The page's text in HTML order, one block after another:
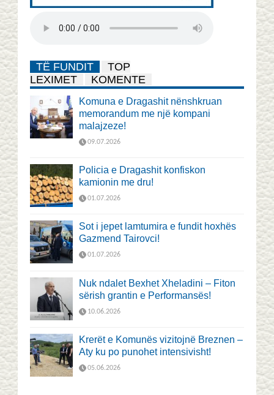
TË FUNDIT
TOP
LEXIMET
KOMENTE
Komuna e Dragashit nënshkruan
memorandum me një kompani
malajzeze!
09.07.2026
Policia e Dragashit konfiskon
kamionin me dru!
01.07.2026
Sot i jepet lamtumira e fundit hoxhës
Gazmend Tairovci!
01.07.2026
Nuk ndalet Bexhet Xheladini – Fiton
sërish grantin e Performansës!
10.06.2026
Krerët e Komunës vizitojnë Breznen –
Aty ku po punohet intensivisht!
05.06.2026